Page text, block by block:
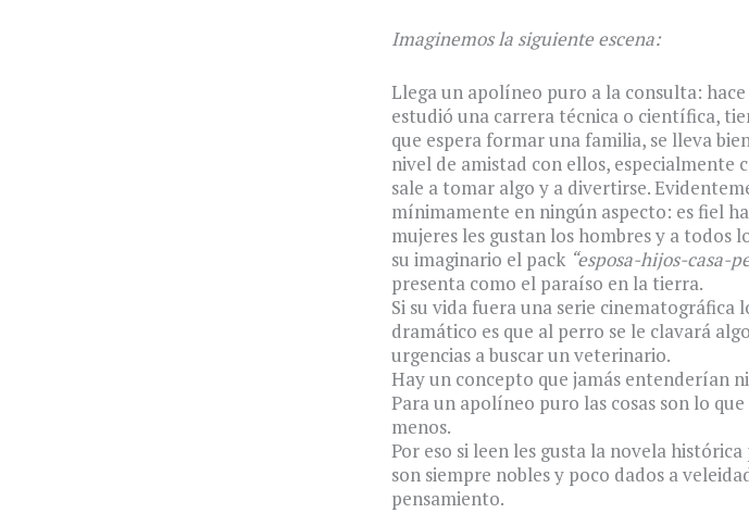
Imaginemos la siguiente escena:
Llega un apolíneo puro a la consulta:
estudió una carrera técnica o científica,
que espera formar una familia, se lleva
nivel de amistad con ellos, especialmente
sale a tomar algo y a divertirse.
mínimamente en ningún aspecto: es fiel
mujeres les gustan los hombres y a todos
su imaginario el pack “esposa-hijos-casa-
presenta como el paraíso en la tierra.
Si su vida fuera una serie
dramático es que al perro se le clavará
urgencias a buscar un veterinario.
Hay un concepto que jamás entenderían
Para un apolíneo puro las cosas son lo
menos.
Por eso si leen les gusta la novela
son siempre nobles y poco dados a
pensamiento.